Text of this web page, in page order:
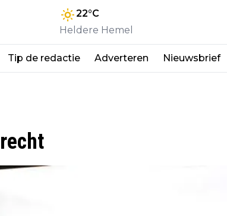
22°C
Heldere Hemel
Tip de redactie Adverteren Nieuwsbrief